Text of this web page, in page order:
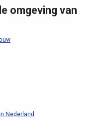
omgeving van
Nederland